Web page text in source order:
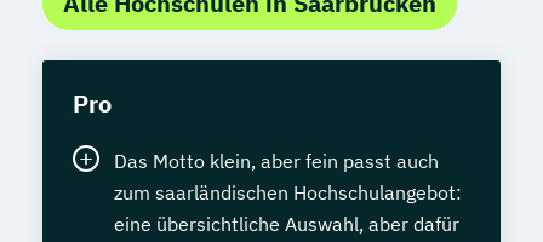
Pro
Das Motto klein, aber fein passt auch
zum saarländischen Hochschulangebot:
eine übersichtliche Auswahl, aber dafür